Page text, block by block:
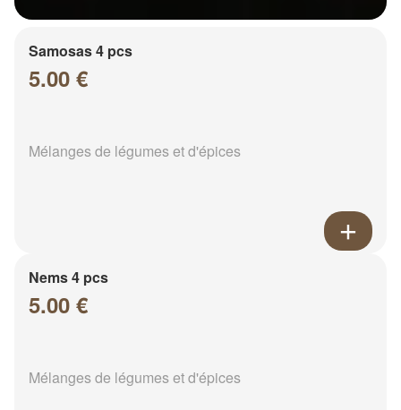
Samosas 4 pcs
5.00 €
Mélanges de légumes et d'épices
Nems 4 pcs
5.00 €
Mélanges de légumes et d'épices